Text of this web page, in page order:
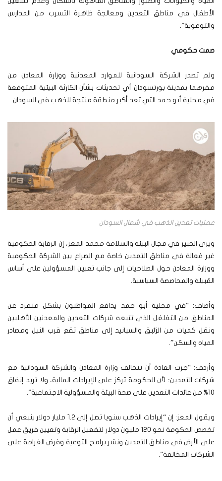
الأطفال في مناطق التعدين ومعالجة ظاهرة التسرب من المدارس
والتوعوية”.
صمت حكومي
ولم تصدر الشركة السودانية للموارد المعدنية ووزارة المعادن من
مقرهما بمدينة بورتسودان أي تحديثات بشأن الكارثة البيئية المتوقعة
في محلية أبو حمد التي تعد أكبر منطقة منتجة للذهب في السودان.
عمليات تعدين الذهب في شمال السودان
ويرى الخبير في مجال البيئة والسلامة محمد المعز، إن الرقابة الحكومية
غير فعالة في مناطق التعدين خاصة مع الصراع بين الشركة الحكومية
ووزارة المعادن حول الصلاحيات إلى جانب تعيين المسؤولين على أساس
القبيلة والمحاصصة السياسية.
وأضاف: “في محلية أبو حمد يدافع المواطنون بشكل منفرد عن
المناطق من التغلغل الذي تتبعه شركات التعدين والمعدنين الأهليين
ونقل كميات من الزئبق والسيانيد إلى مناطق تقع قرب النيل ومصادر
المياه والسكن”.
وأردف: “جرت العادة أن تتحالف وزارة المعادن والشركة السودانية مع
شركات التعدين؛ لأن الحكومة تركز على الإيرادات المالية، ولا تريد إنفاق
10% من عائدات التعدين على صحة البيئة والمسؤولية الاجتماعية”.
ويقول المعز: إن “إيرادات الذهب سنويا تصل إلى 1.2 مليار دولار ينبغي أن
تخصص الحكومة نحو 120 مليون دولار لتفعيل الرقابة وتعيين فريق عمل
على الأرض في مناطق التعدين ونشر برامج التوعية وفرض الغرامة على
الشركات المخالفة”.